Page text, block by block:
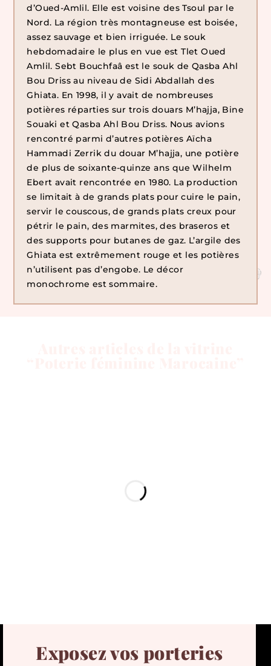
d’Oued-Amlil. Elle est voisine des Tsoul par le
Nord. La région très montagneuse est boisée,
assez sauvage et bien irriguée. Le souk
hebdomadaire le plus en vue est Tlet Oued
Amlil. Sebt Bouchfaâ est le souk de Qasba Ahl
Bou Driss au niveau de Sidi Abdallah des
Ghiata. En 1998, il y avait de nombreuses
potières réparties sur trois douars M’hajja, Bine
Souaki et Qasba Ahl Bou Driss. Nous avions
rencontré parmi d’autres potières Aïcha
Hammadi Zerrik du douar M’hajja, une potière
de plus de soixante-quinze ans que Wilhelm
Ebert avait rencontrée en 1980. La production
se limitait à de grands plats pour cuire le pain,
servir le couscous, de grands plats creux pour
pétrir le pain, des marmites, des braseros et
des supports pour butanes de gaz. L’argile des
Ghiata est extrêmement rouge et les potières
n’utilisent pas d’engobe. Le décor
monochrome est sommaire.
Exposez vos porteries